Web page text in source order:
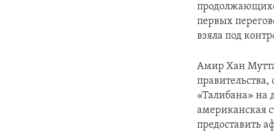
первых
взяла под
Амир Хан
«Талибана» на
американская
предоставить